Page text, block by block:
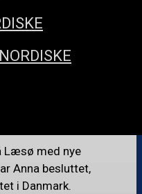
og dansk sprog,
Nordjobb. Hun
med at
har hun gennem
og stjerneskud
Læsø med nye
Anna besluttet,
i Danmark.